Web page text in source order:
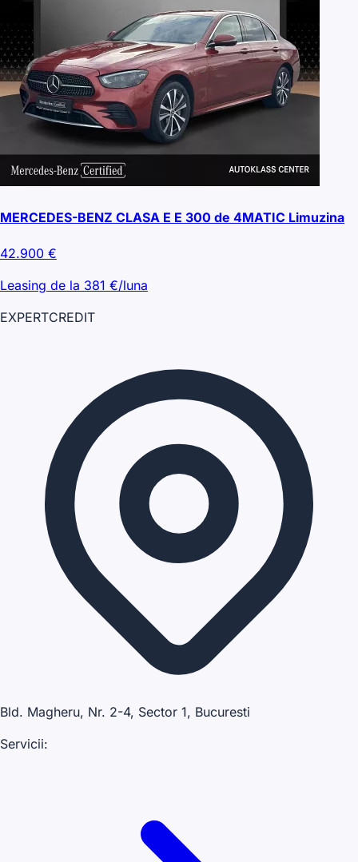
MERCEDES-BENZ CLASA E E 300 de 4MATIC Limuzina
42.900 €
Leasing de la 381 €/luna
EXPERTCREDIT
Bld. Magheru, Nr. 2-4, Sector 1, Bucuresti
Servicii: